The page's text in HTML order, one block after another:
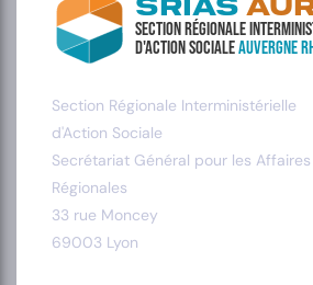
SRIAS
Section Régionale
d'Action SocialeAuvergne
Section Régionale Interministérielle
d'Action Sociale
Secrétariat Général pour les Affaires
Régionales
33 rue Moncey
69003 Lyon